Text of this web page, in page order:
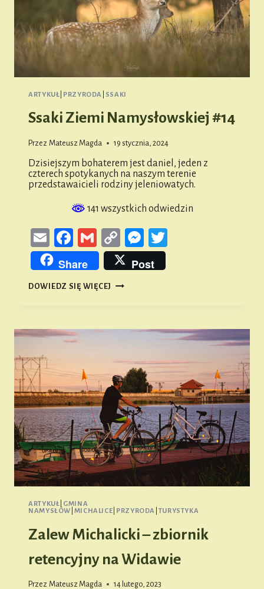
ARTYKUŁ PRZYRODA SSAKI
Ssaki Ziemi Namysłowskiej #14
Przez Mateusz Magda 19 stycznia, 2024
Dzisiejszym bohaterem jest daniel, jeden z
czterech spotykanych na naszym terenie
przedstawaicieli rodziny jeleniowatych.
141 wszystkich odwiedzin
EmailFacebook
GmailCopy
Link
Messenger
Share Post
DOWIEDZ SIĘ WIĘCEJ SSAKI
ARTYKUŁ GMINA
NAMYSŁÓW MICHALICE PRZYRODA TURYSTYKA
Zalew Michalicki – zbiornik
retencyjny na Widawie
Przez Mateusz Magda 14 lutego, 2023